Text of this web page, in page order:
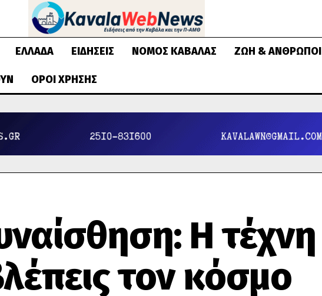
ΕΛΛΆΔΑ ΕΙΔΉΣΕΙΣ ΝΟΜΌΣ ΚΑΒΆΛΑΣ ΖΩΉ & ΆΝΘΡΩΠΟΙ
ΌΡΟΙ ΧΡΉΣΗΣ
Η τέχνη
τον κόσμο